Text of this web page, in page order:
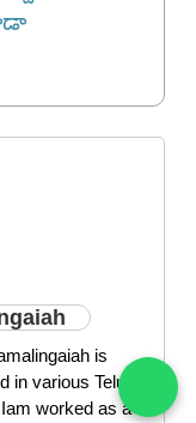
is
various Telugu
worked as a